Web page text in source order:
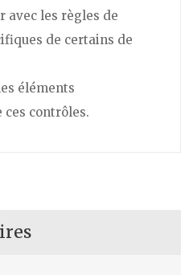
avec les règles de
de certains de
éléments
ces contrôles.